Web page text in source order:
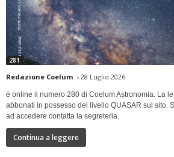
281
Redazione Coelum - 28 Luglio 2026
è online il numero 280 di Coelum Astronomia. La
abbonati in possesso del livello QUASAR sul sito.
ad accedere contatta la segreteria.
Continua a leggere